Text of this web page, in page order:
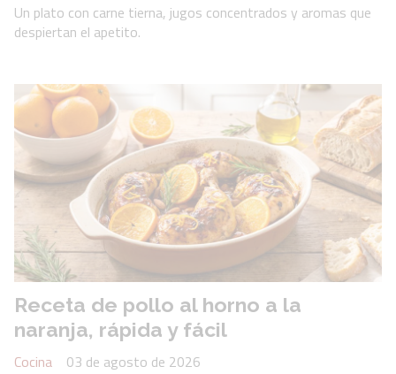
Un plato con carne tierna, jugos concentrados y aromas que
despiertan el apetito.
Receta de pollo al horno a la
naranja, rápida y fácil
Cocina
03 de agosto de 2026